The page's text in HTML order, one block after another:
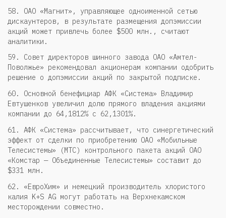
58. ОАО «Магнит», управляющее одноименной сетью
дискаунтеров, в результате размещения допэмиссии
акций может привлечь более $500 млн., считают
аналитики.
59. Совет директоров шинного завода ОАО «Амтел-
Поволжье» рекомендовал акционерам компании одобрить
решение о допэмиссии акций по закрытой подписке.
60. Основной бенефициар АФК «Система» Владимир
Евтушенков увеличил долю прямого владения акциями
компании до 64,1812% с 62,1301%.
61. АФК «Система» рассчитывает, что синергетический
эффект от сделки по приобретению ОАО «Мобильные
Телесистемы» (МТС) контрольного пакета акций ОАО
«Комстар — Объединенные Телесистемы» составит до
$331 млн.
62. «ЕвроХим» и немецкий производитель хлористого
калия K+S AG могут работать на Верхнекамском
месторождении совместно.